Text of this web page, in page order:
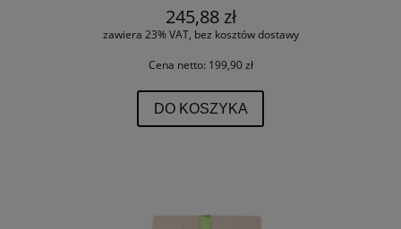
245,88 zł
zawiera 23% VAT, bez kosztów dostawy
Cena netto: 199,90 zł
DO KOSZYKA